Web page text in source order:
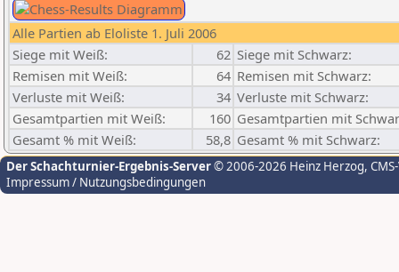
Alle Partien ab Eloliste 1. Juli 2006
Siege mit Weiß:
62 Siege mit Schwarz:
Remisen mit Weiß:
64 Remisen mit Schwarz:
Verluste mit Weiß:
34 Verluste mit Schwarz:
Gesamtpartien mit Weiß:
160 Gesamtpartien mit
Gesamt % mit Weiß:
58,8 Gesamt % mit Schwarz:
Der Schachturnier-Ergebnis-Server© 2006-2026 Heinz Herzog,
Impressum / Nutzungsbedingungen